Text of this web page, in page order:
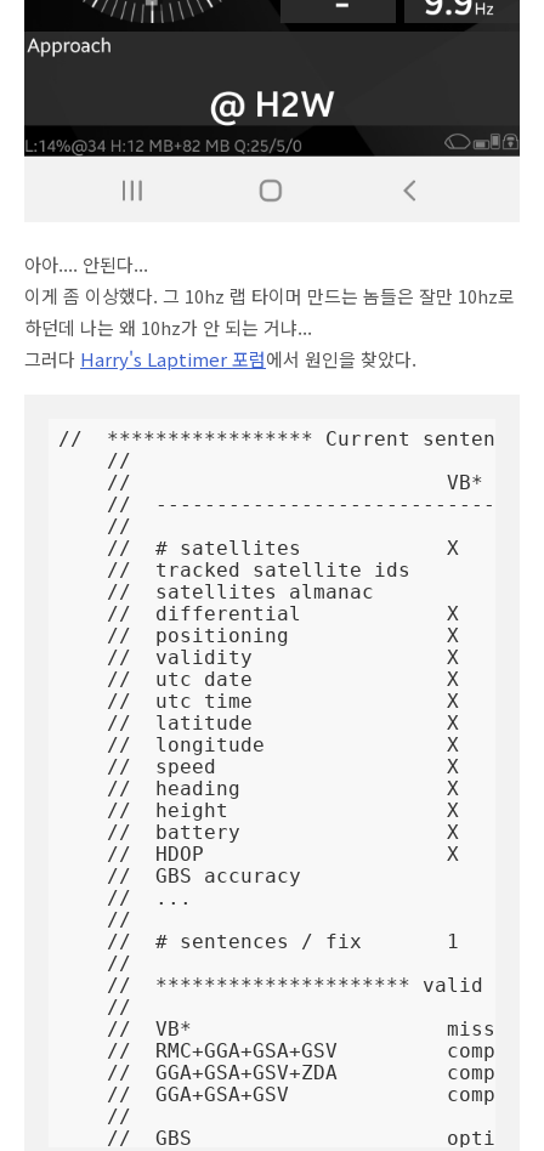
아아.... 안된다...
이게 좀 이상했다. 그 10hz 랩 타이머 만드는 놈들은 잘만 10hz로
하던데 나는 왜 10hz가 안 되는 거냐...
그러다 Harry's Laptimer 포럼에서 원인을 찾았다.
//  ***************** Current sentence
    //
//                          VB* RMC
//
    //
//  # satellites            X
//  tracked satellite ids
//  satellites almanac
//  differential            X
//  positioning             X
//  validity                X   X
//  utc date                X   X
//  utc time                X   X
//  latitude                X   X
//  longitude               X   X
//  speed                   X   X
//  heading                 X   X
//  height                  X
//  battery                 X
//  HDOP                    X
//  GBS accuracy
    //  ...
    //
//  # sentences / fix       1   1
    //
//  ********************* valid
    //
//  VB*
    //  RMC+GGA+GSA+GSV         complete
    //  GGA+GSA+GSV+ZDA         complete
//  GGA+GSA+GSV
    //
//  GBS